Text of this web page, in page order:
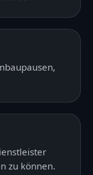
zu können.